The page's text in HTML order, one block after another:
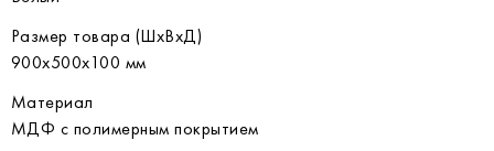
Размер товара (ШхВхД)
900x500x100 мм
Материал
МДФ с полимерным покрытием